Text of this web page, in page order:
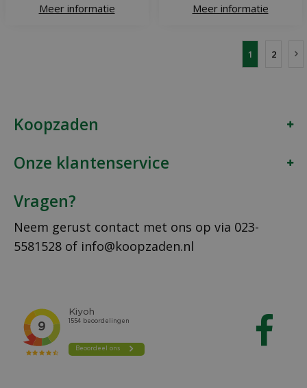
Meer informatie Meer informatie
1 2
Koopzaden
Onze klantenservice
Vragen?
Neem gerust contact met ons op via 023-
5581528 of info@koopzaden.nl